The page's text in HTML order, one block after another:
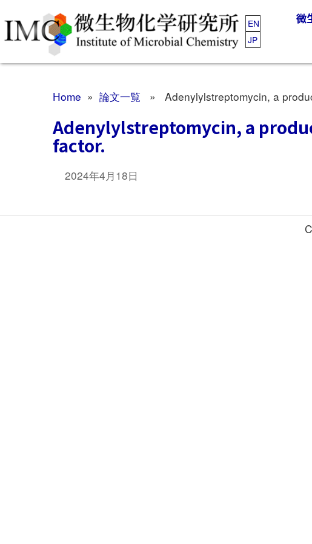
EN
JP
微
Home » 論文一覧 » Adenylylstreptomycin, a
Adenylylstreptomycin, a
factor.
2024年4月18日